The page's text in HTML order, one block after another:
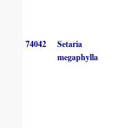
74042
Setaria
megaphylla